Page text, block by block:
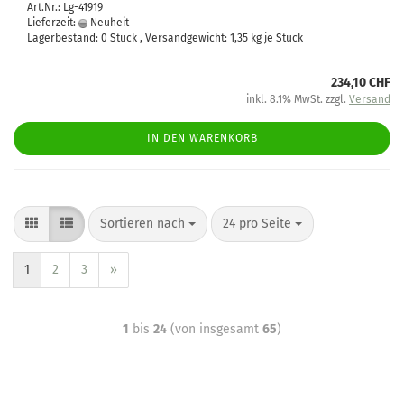
Art.Nr.: Lg-41919
Lieferzeit:
Neuheit
Lagerbestand: 0 Stück , Versandgewicht: 1,35 kg je Stück
234,10 CHF
inkl. 8.1% MwSt. zzgl. Versand
IN DEN WARENKORB
Sortieren nach 24 pro Seite
1 2 3 »
1 bis 24 (von insgesamt 65)